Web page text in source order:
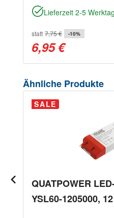
Lieferzeit 2-5
statt 7,75 € -10%
6,95 €
Produktgalerie
Ähnliche Produkte
SALE
QUATPOWER
YSL60-1205000,